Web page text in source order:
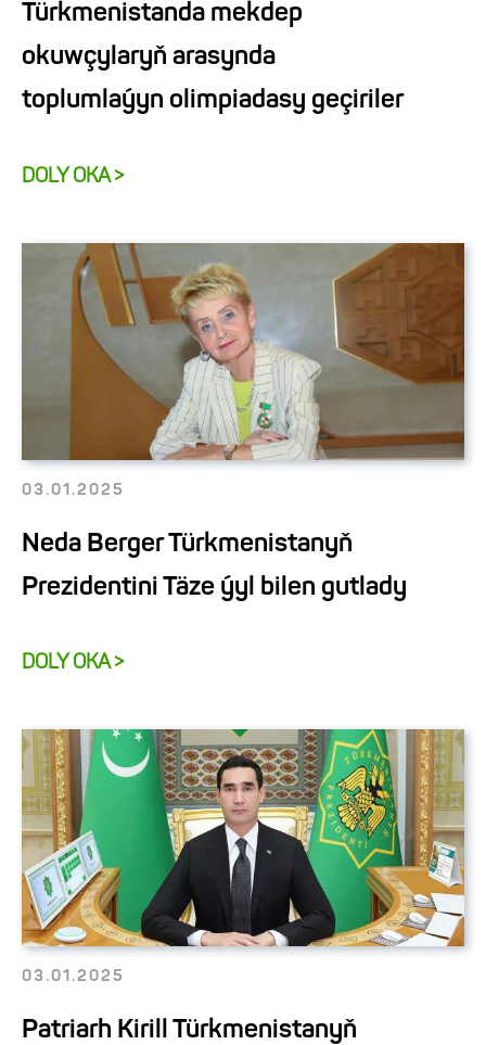
Türkmenistanda mekdep
okuwçylaryň arasynda
toplumlaýyn olimpiadasy geçiriler
DOLY OKA >
03.01.2025
Neda Berger Türkmenistanyň
Prezidentini Täze ýyl bilen gutlady
DOLY OKA >
03.01.2025
Patriarh Kirill Türkmenistanyň